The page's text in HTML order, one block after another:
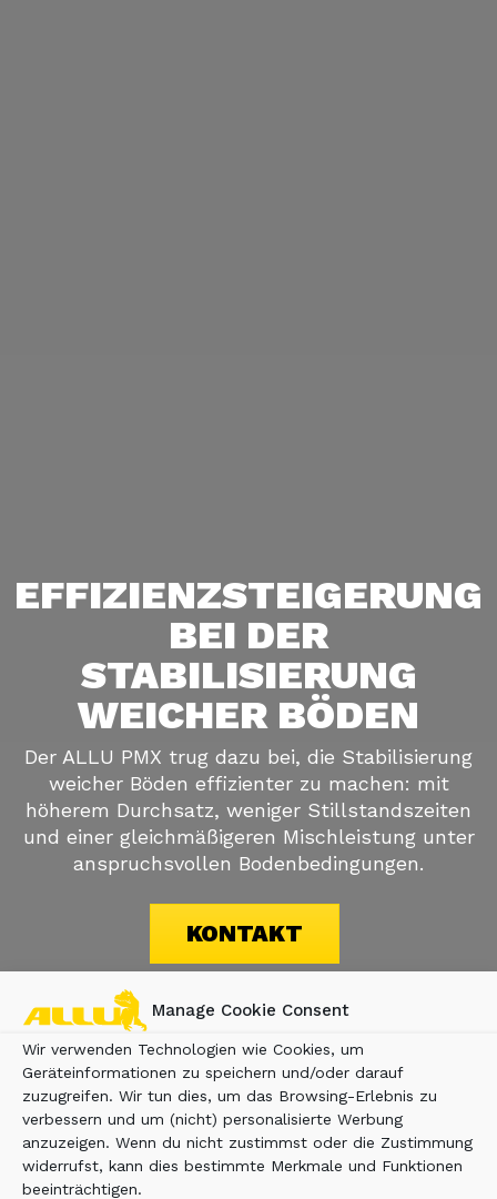
Manage Cookie Consent
Wir verwenden Technologien wie Cookies, um
Geräteinformationen zu speichern und/oder darauf
zuzugreifen. Wir tun dies, um das Browsing-Erlebnis zu
verbessern und um (nicht) personalisierte Werbung
anzuzeigen. Wenn du nicht zustimmst oder die Zustimmung
widerrufst, kann dies bestimmte Merkmale und Funktionen
beeinträchtigen.
EFFIZIENZSTEIGERUNG
BEI DER
STABILISIERUNG
WEICHER BÖDEN
Der ALLU PMX trug dazu bei, die Stabilisierung
weicher Böden effizienter zu machen: mit
höherem Durchsatz, weniger Stillstandszeiten
und einer gleichmäßigeren Mischleistung unter
anspruchsvollen Bodenbedingungen.
KONTAKT